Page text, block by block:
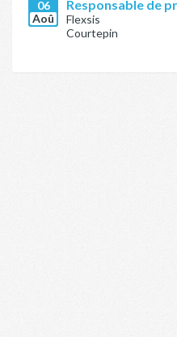
06
Aoû
Responsable de
Flexsis
Courtepin